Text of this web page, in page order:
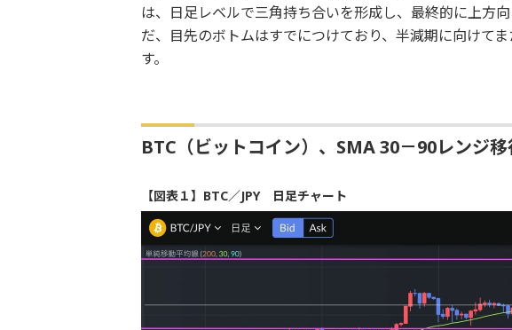
は、日足レベルで三角持ち合いを形成し、最終的に上方
だ、目先のボトムはすでにつけており、半減期に向けて
す。
BTC（ビットコイン）、SMA 30－90レンジ移
【図表１】BTC／JPY 日足チャート